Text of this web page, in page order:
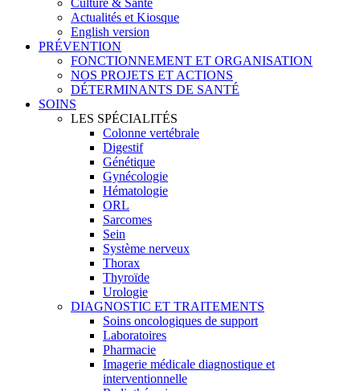
Culture & Santé
Actualités et Kiosque
English version
PRÉVENTION
FONCTIONNEMENT ET ORGANISATION
NOS PROJETS ET ACTIONS
DÉTERMINANTS DE SANTÉ
SOINS
LES SPÉCIALITÉS
Colonne vertébrale
Digestif
Génétique
Gynécologie
Hématologie
ORL
Sarcomes
Sein
Système nerveux
Thorax
Thyroïde
Urologie
DIAGNOSTIC ET TRAITEMENTS
Soins oncologiques de support
Laboratoires
Pharmacie
Imagerie médicale diagnostique et
interventionnelle